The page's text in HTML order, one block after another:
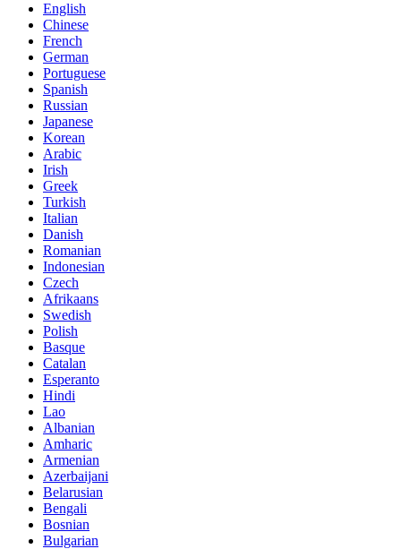
English
Chinese
French
German
Portuguese
Spanish
Russian
Japanese
Korean
Arabic
Irish
Greek
Turkish
Italian
Danish
Romanian
Indonesian
Czech
Afrikaans
Swedish
Polish
Basque
Catalan
Esperanto
Hindi
Lao
Albanian
Amharic
Armenian
Azerbaijani
Belarusian
Bengali
Bosnian
Bulgarian